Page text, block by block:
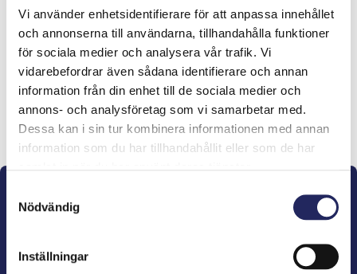
Vi använder enhetsidentifierare för att anpassa innehållet
och annonserna till användarna, tillhandahålla funktioner
för sociala medier och analysera vår trafik. Vi
vidarebefordrar även sådana identifierare och annan
information från din enhet till de sociala medier och
annons- och analysföretag som vi samarbetar med.
Dessa kan i sin tur kombinera informationen med annan
information som du har tillhandahållit eller som de har
Nödvändig
Inställningar
Tiimille tehdyt
lahjoitukset
Lahjoita ja liity tähän tiimiin